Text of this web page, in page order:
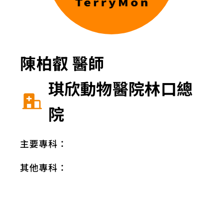
陳柏叡 醫師
琪欣動物醫院林口總
院
主要專科：
其他專科：